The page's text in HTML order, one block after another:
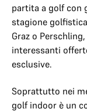
partita a golf con
stagione
Graz o
interessanti
esclusive.
Soprattutto nei
golf indoor è un